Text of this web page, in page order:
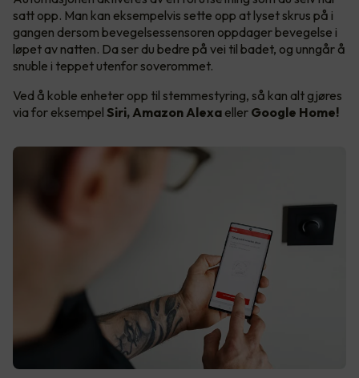
satt opp. Man kan eksempelvis sette opp at lyset skrus på i
gangen dersom bevegelsessensoren oppdager bevegelse i
løpet av natten. Da ser du bedre på vei til badet, og unngår å
snuble i teppet utenfor soverommet.
Ved å koble enheter opp til stemmestyring, så kan alt gjøres
via for eksempel Siri, Amazon Alexa eller Google Home!